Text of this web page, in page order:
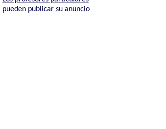
pueden publicar su anuncio